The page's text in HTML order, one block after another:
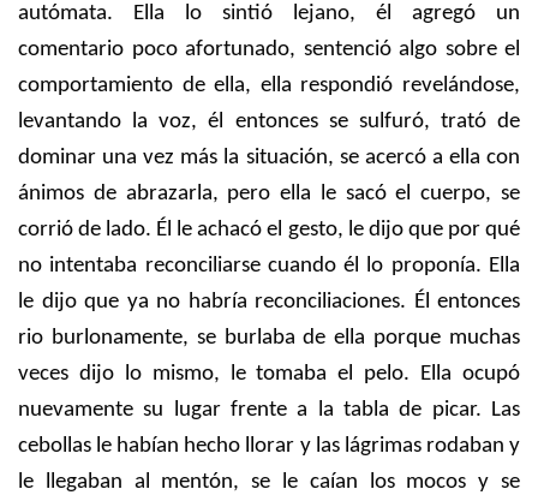
autómata. Ella lo sintió lejano, él agregó un
comentario poco afortunado, sentenció algo sobre el
comportamiento de ella, ella respondió revelándose,
levantando la voz, él entonces se sulfuró, trató de
dominar una vez más la situación, se acercó a ella con
ánimos de abrazarla, pero ella le sacó el cuerpo, se
corrió de lado. Él le achacó el gesto, le dijo que por qué
no intentaba reconciliarse cuando él lo proponía. Ella
le dijo que ya no habría reconciliaciones. Él entonces
rio burlonamente, se burlaba de ella porque muchas
veces dijo lo mismo, le tomaba el pelo. Ella ocupó
nuevamente su lugar frente a la tabla de picar. Las
cebollas le habían hecho llorar y las lágrimas rodaban y
le llegaban al mentón, se le caían los mocos y se